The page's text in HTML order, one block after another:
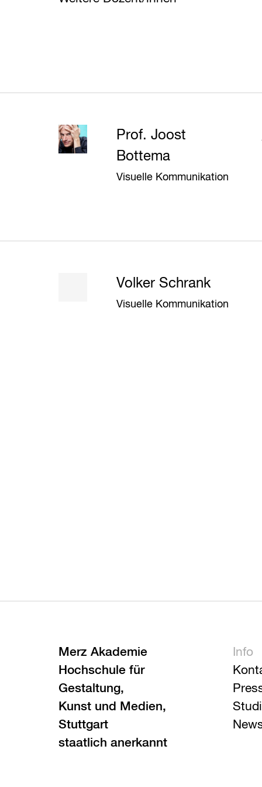
Prof. Joost
Bottema
Visuelle Kommunikation
Volker Schrank
Visuelle Kommunikation
Merz Akademie
Hochschule für
Gestaltung,
Kunst und Medien,
Stuttgart
staatlich anerkannt
Info